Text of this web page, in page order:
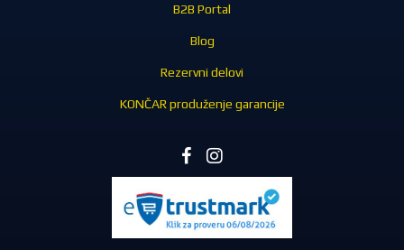
B2B Portal
Blog
Rezervni delovi
KONČAR produženje garancije